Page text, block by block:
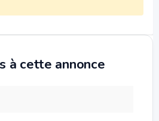
à cette annonce